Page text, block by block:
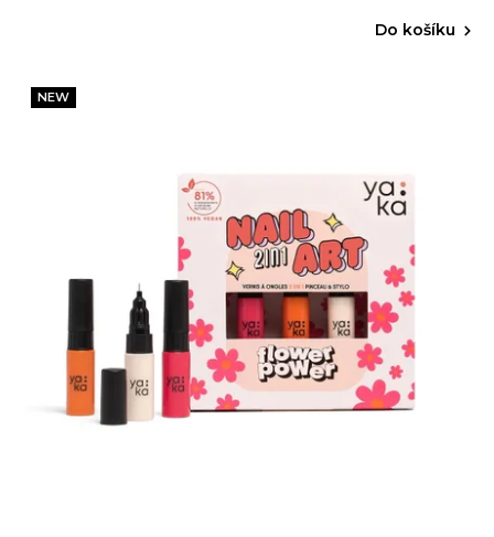
Do košíku
NEW